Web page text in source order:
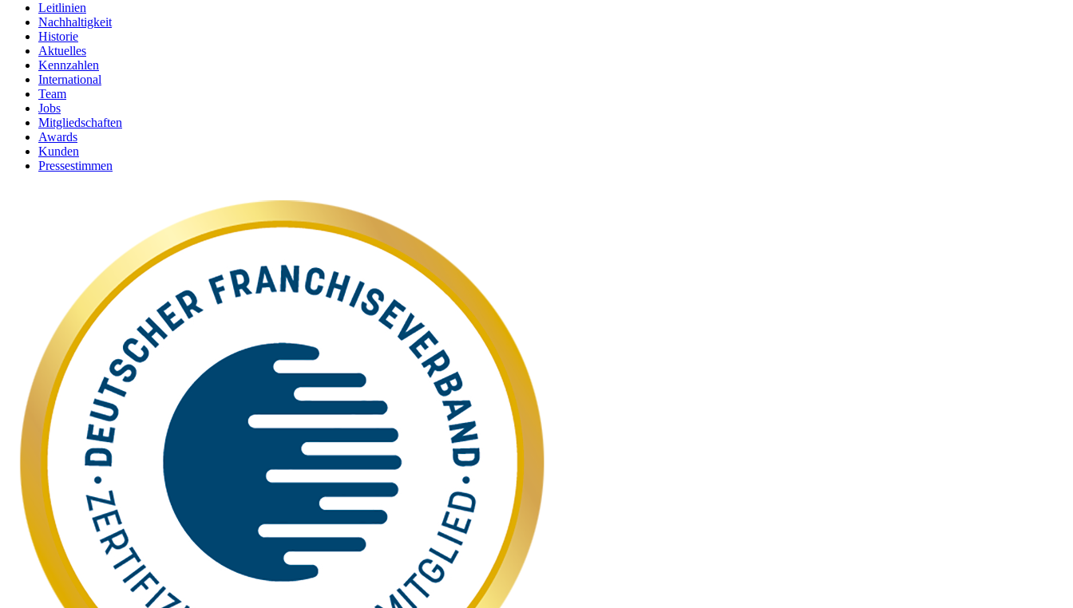
Leitlinien
Nachhaltigkeit
Historie
Aktuelles
Kennzahlen
International
Team
Jobs
Mitgliedschaften
Awards
Kunden
Pressestimmen